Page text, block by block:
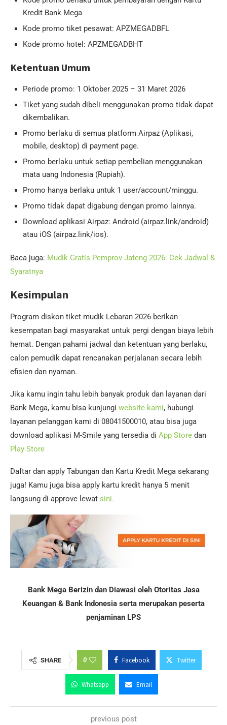
Kredit Bank Mega
Kode promo tiket pesawat: APZMEGADBFL
Kode promo hotel: APZMEGADBHT
Ketentuan Umum
Periode promo: 1 Oktober 2025 – 31 Maret 2026
Tiket yang sudah dibeli menggunakan promo tidak dapat
dikembalikan.
Promo berlaku di semua platform Airpaz (Aplikasi,
mobile, desktop) di payment page.
Promo berlaku untuk setiap pembelian menggunakan
mata uang Indonesia (Rupiah).
Promo hanya berlaku untuk 1 user/account/minggu.
Promo tidak dapat digabung dengan promo lainnya.
Download aplikasi Airpaz: Android (airpaz.link/android)
atau iOS (airpaz.link/ios).
Baca juga: Mudik Gratis Pemprov Jateng 2026: Cek Jadwal &
Syaratnya
Kesimpulan
Program diskon tiket mudik Lebaran 2026 berikan
kesempatan bagi masyarakat untuk pergi dengan biaya lebih
hemat. Dengan pahami jadwal dan ketentuan yang berlaku,
calon pemudik dapat rencanakan perjalanan secara lebih
efisien dan nyaman.
Jika kamu ingin tahu lebih banyak produk dan layanan dari
Bank Mega, kamu bisa kunjungi website kami, hubungi
layanan pelanggan kami di 08041500010, atau bisa juga
download aplikasi M-Smile yang tersedia di App Store dan
Play Store
Daftar dan apply Tabungan dan Kartu Kredit Mega sekarang
juga! Kamu juga bisa apply kartu kredit hanya 5 menit
langsung di approve lewat sini.
Bank Mega Berizin dan Diawasi oleh Otoritas Jasa
Keuangan & Bank Indonesia serta merupakan peserta
penjaminan LPS
SHARE 0 Facebook Twitter
Whatsapp Email
previous post